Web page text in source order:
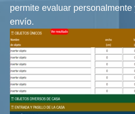
permite evaluar personalmente
envío.